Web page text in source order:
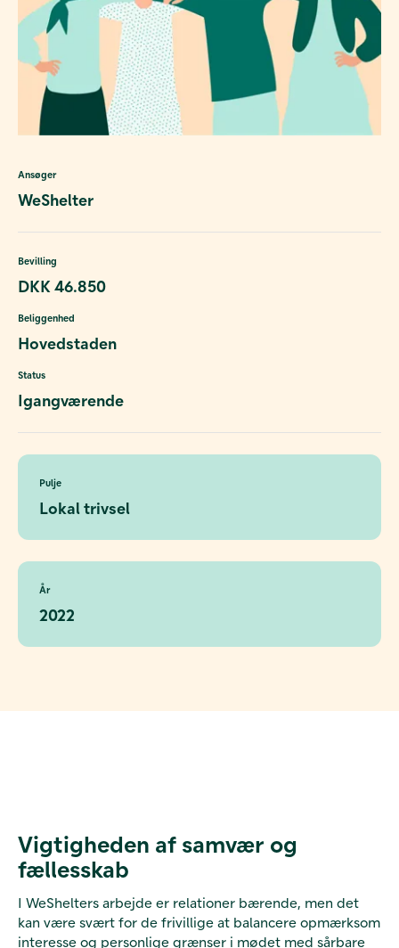
Ansøger
WeShelter
Bevilling
DKK 46.850
Beliggenhed
Hovedstaden
Status
Igangværende
Pulje
Lokal trivsel
År
2022
Vigtigheden af samvær og
fællesskab
I WeShelters arbejde er relationer bærende, men det
kan være svært for de frivillige at balancere opmærksom
interesse og personlige grænser i mødet med sårbare